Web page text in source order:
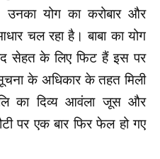
उनका योग का करोबार और
चल रहा है। बाबा का योग
सेहत के लिए फिट हैं इस पर
के अधिकार के तहत मिली
का दिव्य आवंला जूस और
पर एक बार फिर फेल हो गए